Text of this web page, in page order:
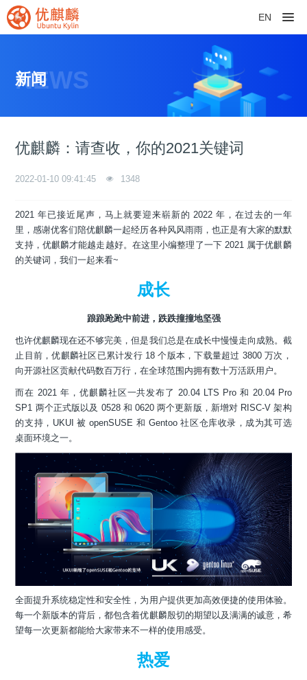
EN
NEWS
新闻
优麒麟：请查收，你的2021关键词
2022-01-10 09:41:45 1348
2021 年已接近尾声，马上就要迎来崭新的 2022 年，在过去的一年
里，感谢优客们陪优麒麟一起经历各种风风雨雨，也正是有大家的默默
支持，优麒麟才能越走越好。在这里小编整理了一下 2021 属于优麒麟
的关键词，我们一起来看~
成长
踉踉跄跄中前进，跌跌撞撞地坚强
也许优麒麟现在还不够完美，但是我们总是在成长中慢慢走向成熟。截
止目前，优麒麟社区已累计发行 18 个版本，下载量超过 3800 万次，
向开源社区贡献代码数百万行，在全球范围内拥有数十万活跃用户。
而在 2021 年，优麒麟社区一共发布了 20.04 LTS Pro 和 20.04 Pro
SP1 两个正式版以及 0528 和 0620 两个更新版，新增对 RISC-V 架构
的支持，UKUI 被 openSUSE 和 Gentoo 社区仓库收录，成为其可选
桌面环境之一。
全面提升系统稳定性和安全性，为用户提供更加高效便捷的使用体验。
每一个新版本的背后，都包含着优麒麟殷切的期望以及满满的诚意，希
望每一次更新都能给大家带来不一样的使用感受。
热爱